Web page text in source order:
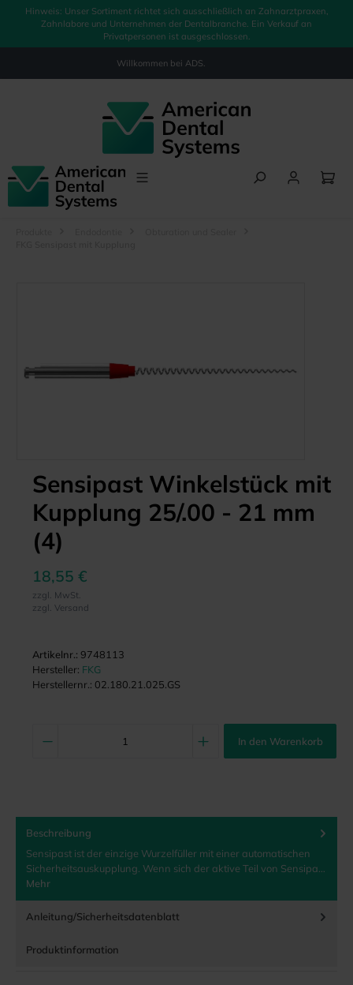
springen
Hinweis: Unser Sortiment richtet sich ausschließlich an Zahnarztpraxen,
Zahnlabore und Unternehmen der Dentalbranche. Ein Verkauf an
Privatpersonen ist ausgeschlossen.
Willkommen bei ADS.
Sensipast Winkelstück mit
Kupplung 25/.00 - 21 mm
(4)
18,55 €
zzgl. MwSt.
zzgl. Versand
Artikelnr.: 9748113
Hersteller: FKG
Herstellernr.: 02.180.21.025.GS
In den Warenkorb
Beschreibung
Sensipast ist der einzige Wurzelfüller mit einer automatischen
Sicherheitsauskupplung. Wenn sich der aktive Teil von Sensipa…
Mehr
Anleitung/Sicherheitsdatenblatt
Produktinformation